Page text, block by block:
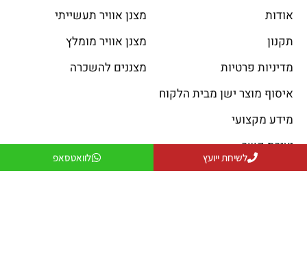
אודות
תקנון
מדיניות פרטיות
איסוף מוצר ישן מבית הלקוח
מידע מקצועי
יצירת קשר
מצנן אוויר תעשייתי
מצנן אוויר מומלץ
מצננים להשכרה
לשיחת ייועץ לוואטסאפ